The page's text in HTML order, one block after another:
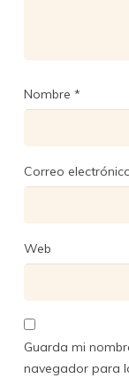
Nombre *
Correo
Web
Guarda mi
navegador para